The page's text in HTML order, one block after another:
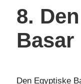
8.
Basar
Den Egyptiske